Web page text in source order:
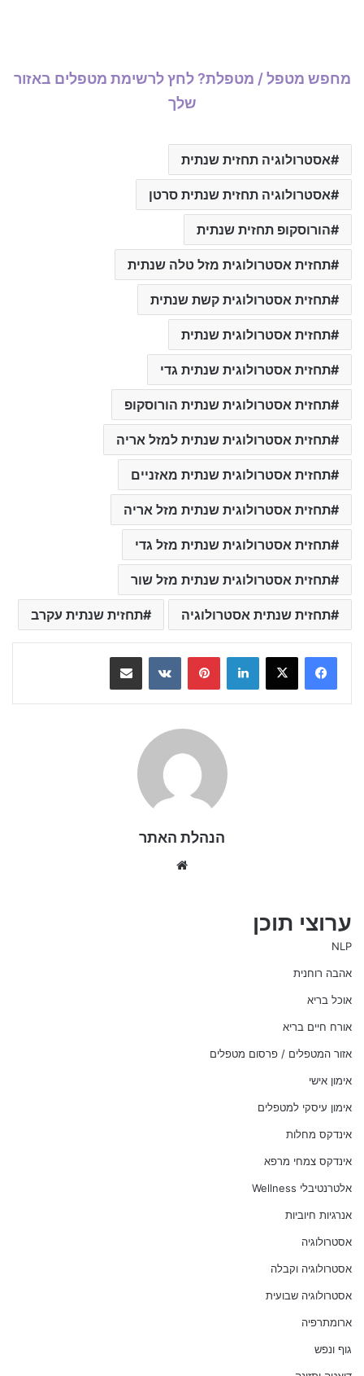
מחפש מטפל / מטפלת? לחץ לרשימת מטפלים באזור
שלך
אסטרולוגיה תחזית שנתית
אסטרולוגיה תחזית שנתית סרטן
הורוסקופ תחזית שנתית
תחזית אסטרולוגית מזל טלה שנתית
תחזית אסטרולוגית קשת שנתית
תחזית אסטרולוגית שנתית
תחזית אסטרולוגית שנתית גדי
תחזית אסטרולוגית שנתית הורוסקופ
תחזית אסטרולוגית שנתית למזל אריה
תחזית אסטרולוגית שנתית מאזניים
תחזית אסטרולוגית שנתית מזל אריה
תחזית אסטרולוגית שנתית מזל גדי
תחזית אסטרולוגית שנתית מזל שור
תחזית שנתית אסטרולוגיה תחזית שנתית עקרב
הנהלת האתר
ערוצי תוכן
NLP
אהבה רוחנית
אוכל בריא
אורח חיים בריא
אזור המטפלים / פרסום מטפלים
אימון אישי
אימון עיסקי למטפלים
אינדקס מחלות
אינדקס צמחי מרפא
אלטרנטיבלי Wellness
אנרגיות חיוביות
אסטרולוגיה
אסטרולוגיה וקבלה
אסטרולוגיה שבועית
ארומתרפיה
גוף ונפש